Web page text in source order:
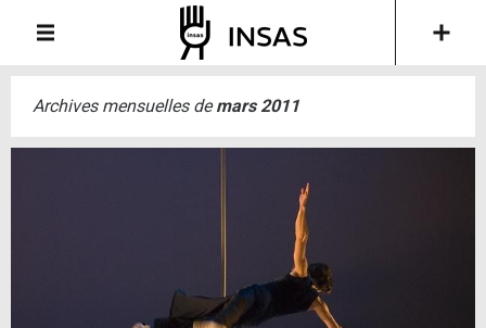
Archives mensuelles demars 2011